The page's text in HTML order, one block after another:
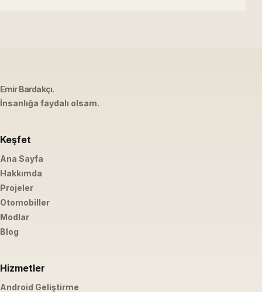
Emir Bardakçı.
İnsanlığa faydalı olsam.
Keşfet
Ana Sayfa
Hakkımda
Projeler
Otomobiller
Modlar
Blog
Hizmetler
Android Geliştirme